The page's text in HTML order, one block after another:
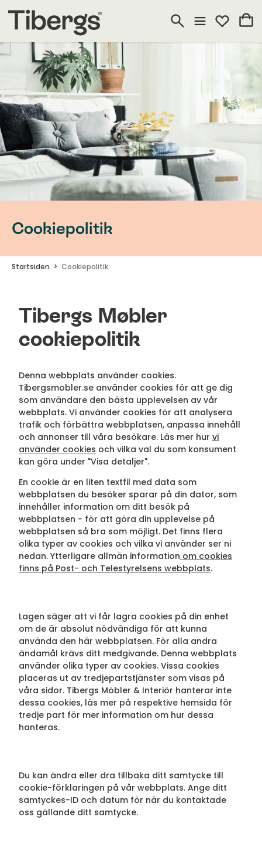
Cookiepolitik
Startsiden Cookiepolitik
Tibergs Møbler
cookiepolitik
Denna webbplats använder cookies.
Tibergsmobler.se använder cookies för att ge dig
som användare den bästa upplevelsen av vår
webbplats. Vi använder cookies för att analysera
trafik och förbättra webbplatsen, anpassa innehåll
och annonser till våra besökare. Läs mer hur vi
använder cookies och vilka val du som konsument
kan göra under "Visa detaljer".
En cookie är en liten textfil med data som
webbplatsen du besöker sparar på din dator, som
innehåller information om ditt besök på
webbplatsen - för att göra din upplevelse på
webbplatsen så bra som möjligt. Det finns flera
olika typer av cookies och vilka vi använder ser ni
nedan. Ytterligare allmän information om cookies
finns på Post- och Telestyrelsens webbplats.
Lagen säger att vi får lagra cookies på din enhet
om de är absolut nödvändiga för att kunna
använda den här webbplatsen. För alla andra
ändamål krävs ditt medgivande. Denna webbplats
använder olika typer av cookies. Vissa cookies
placeras ut av tredjepartstjänster som visas på
våra sidor. Tibergs Möbler & Interiör hanterar inte
dessa cookies, läs mer på respektive hemsida för
tredje part för mer information om hur dessa
hanteras.
Du kan ändra eller dra tillbaka ditt samtycke till
cookie-förklaringen på vår webbplats. Ange ditt
samtyckes-ID och datum för när du kontaktade
oss gällande ditt samtycke.